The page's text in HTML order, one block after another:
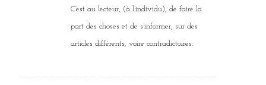
C’est au lecteur, (à l’individu), de faire la
part des choses et de s’informer, sur des
articles différents, voire contradictoires.